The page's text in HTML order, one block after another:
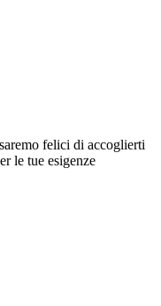
felici di accoglierti
le tue esigenze